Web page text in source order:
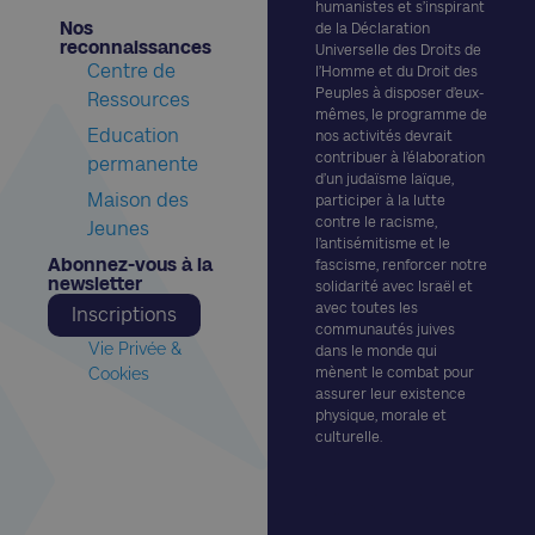
humanistes et s’inspirant
de la Déclaration
Universelle des Droits de
l’Homme et du Droit des
Peuples à disposer d’eux-
mêmes, le programme de
nos activités devrait
contribuer à l’élaboration
d’un judaïsme laïque,
participer à la lutte
contre le racisme,
l’antisémitisme et le
fascisme, renforcer notre
solidarité avec Israël et
avec toutes les
communautés juives
dans le monde qui
mènent le combat pour
assurer leur existence
physique, morale et
culturelle.
Nos
reconnaissances​
Centre de
Ressources
Education
permanente
Maison des
Jeunes
Abonnez-vous à la
newsletter​
Inscriptions
Vie Privée &
Cookies